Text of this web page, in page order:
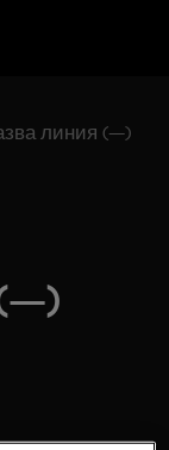
линия (—)